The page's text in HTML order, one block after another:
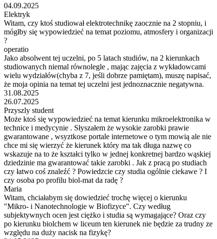
04.09.2025
Elektryk
Witam, czy ktoś studiował elektrotechnikę zaocznie na 2 stopniu, i
mógłby się wypowiedzieć na temat poziomu, atmosfery i organizacji
?
operatio
Jako absolwent tej uczelni, po 5 latach studiów, na 2 kierunkach
studiowanych niemal równolegle , mając zajęcia z wykładowcami
wielu wydziałów(chyba z 7, jeśli dobrze pamiętam), muszę napisać,
że moja opinia na temat tej uczelni jest jednoznacznie negatywna.
31.08.2025
26.07.2025
Przyszly student
Może ktoś się wypowiedzieć na temat kierunku mikroelektronika w
technice i medycynie . Słyszałem że wysokie zarobki prawie
gwarantowane , wsyztkose portale internetowe o tym mowią ale nie
chce mi się wierzyć że kierunek który ma tak długa nazwę co
wskazuje na to że kształci tylko w jednej konkretnej bardzo wąskiej
dziedzinie ma gwarantować takie zarobki . Jak z pracą po studiach
czy łatwo coś znaleźć ? Powiedzcie czy studia ogólnie ciekawe ? I
czy osoba po profilu biol-mat da radę ?
Maria
Witam, chciałabym się dowiedzieć trochę więcej o kierunku
"Mikro- i Nanotechnologie w Biofizyce". Czy według
subjektywnych ocen jest ciężko i studia są wymagające? Oraz czy
po kierunku biolchem w liceum ten kierunek nie będzie za trudny ze
względu na duży nacisk na fizykę?